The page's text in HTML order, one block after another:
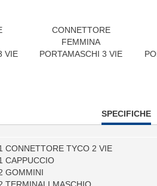
VIE
CONNETTORE
FEMMINA
PORTAMASCHI 3 VIE
CURRENT
TAB:
SPECIFICHE
CONNETTORE TYCO 2 VIE
CAPPUCCIO
GOMMINI